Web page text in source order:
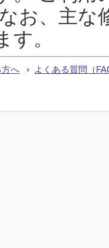
お、主な
す。
へ よくある質問（